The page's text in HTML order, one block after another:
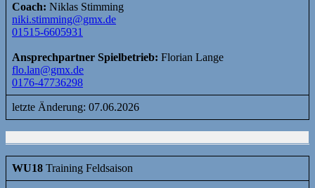
Coach: Niklas Stimming
niki.stimming@gmx.de
01515-6605931
Ansprechpartner Spielbetrieb: Florian Lange
flo.lan@gmx.de
0176-47736298
letzte Änderung: 07.06.2026
WU18 Training Feldsaison